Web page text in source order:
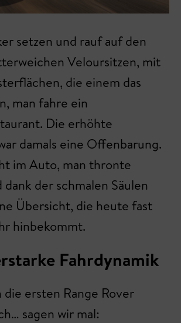
setzen und rauf auf den
Veloursitzen, mit
die einem das
man fahre ein
Die erhöhte
damals eine Offenbarung.
im Auto, man thronte
der schmalen Säulen
Übersicht, die heute fast
hinbekommt.
Fahrdynamik
die ersten Range Rover
sagen wir mal: